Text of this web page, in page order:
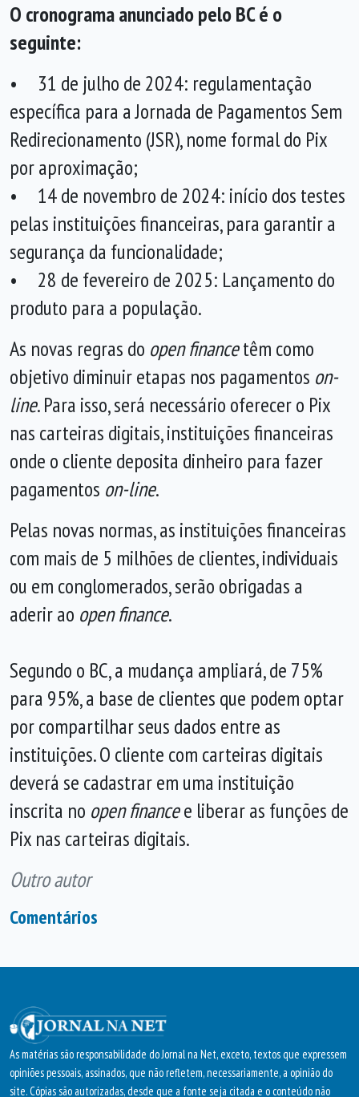
O cronograma anunciado pelo BC é o
seguinte:
• 31 de julho de 2024: regulamentação
específica para a Jornada de Pagamentos Sem
Redirecionamento (JSR), nome formal do Pix
por aproximação;
• 14 de novembro de 2024: início dos testes
pelas instituições financeiras, para garantir a
segurança da funcionalidade;
• 28 de fevereiro de 2025: Lançamento do
produto para a população.
As novas regras do open financetêm como
objetivo diminuir etapas nos pagamentos on-
line. Para isso, será necessário oferecer o Pix
nas carteiras digitais, instituições financeiras
onde o cliente deposita dinheiro para fazer
pagamentos on-line.
Pelas novas normas, as instituições financeiras
com mais de 5 milhões de clientes, individuais
ou em conglomerados, serão obrigadas a
aderir ao open finance.
Segundo o BC, a mudança ampliará, de 75%
para 95%, a base de clientes que podem optar
por compartilhar seus dados entre as
instituições. O cliente com carteiras digitais
deverá se cadastrar em uma instituição
inscrita no open financee liberar as funções de
Pix nas carteiras digitais.
Outro autor
Comentários
As matérias são responsabilidade do Jornal na Net, exceto, textos que expressem
opiniões pessoais, assinados, que não refletem, necessariamente, a opinião do
site. Cópias são autorizadas, desde que a fonte seja citada e o conteúdo não